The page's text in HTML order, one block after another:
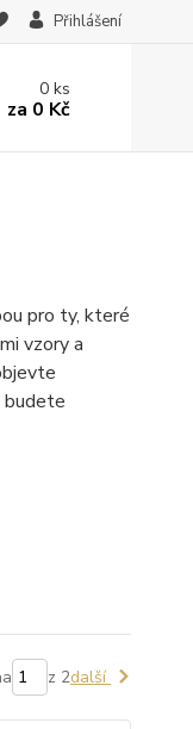
Přihlášení
0ks
za 0 Kč
pro ty, které
vzory a
budete
z 2další